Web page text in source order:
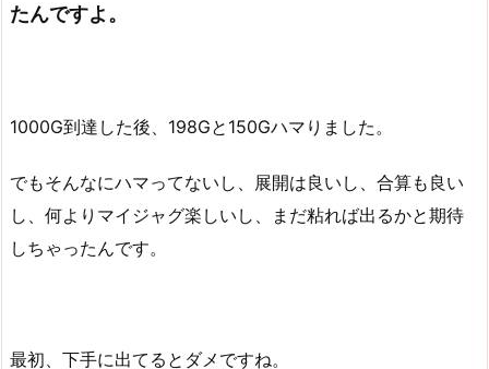
たんですよ。
1000G到達した後、198Gと150Gハマりました。
でもそんなにハマってないし、展開は良いし、合算も良い
し、何よりマイジャグ楽しいし、まだ粘れば出るかと期待
しちゃったんです。
最初、下手に出てるとダメですね。